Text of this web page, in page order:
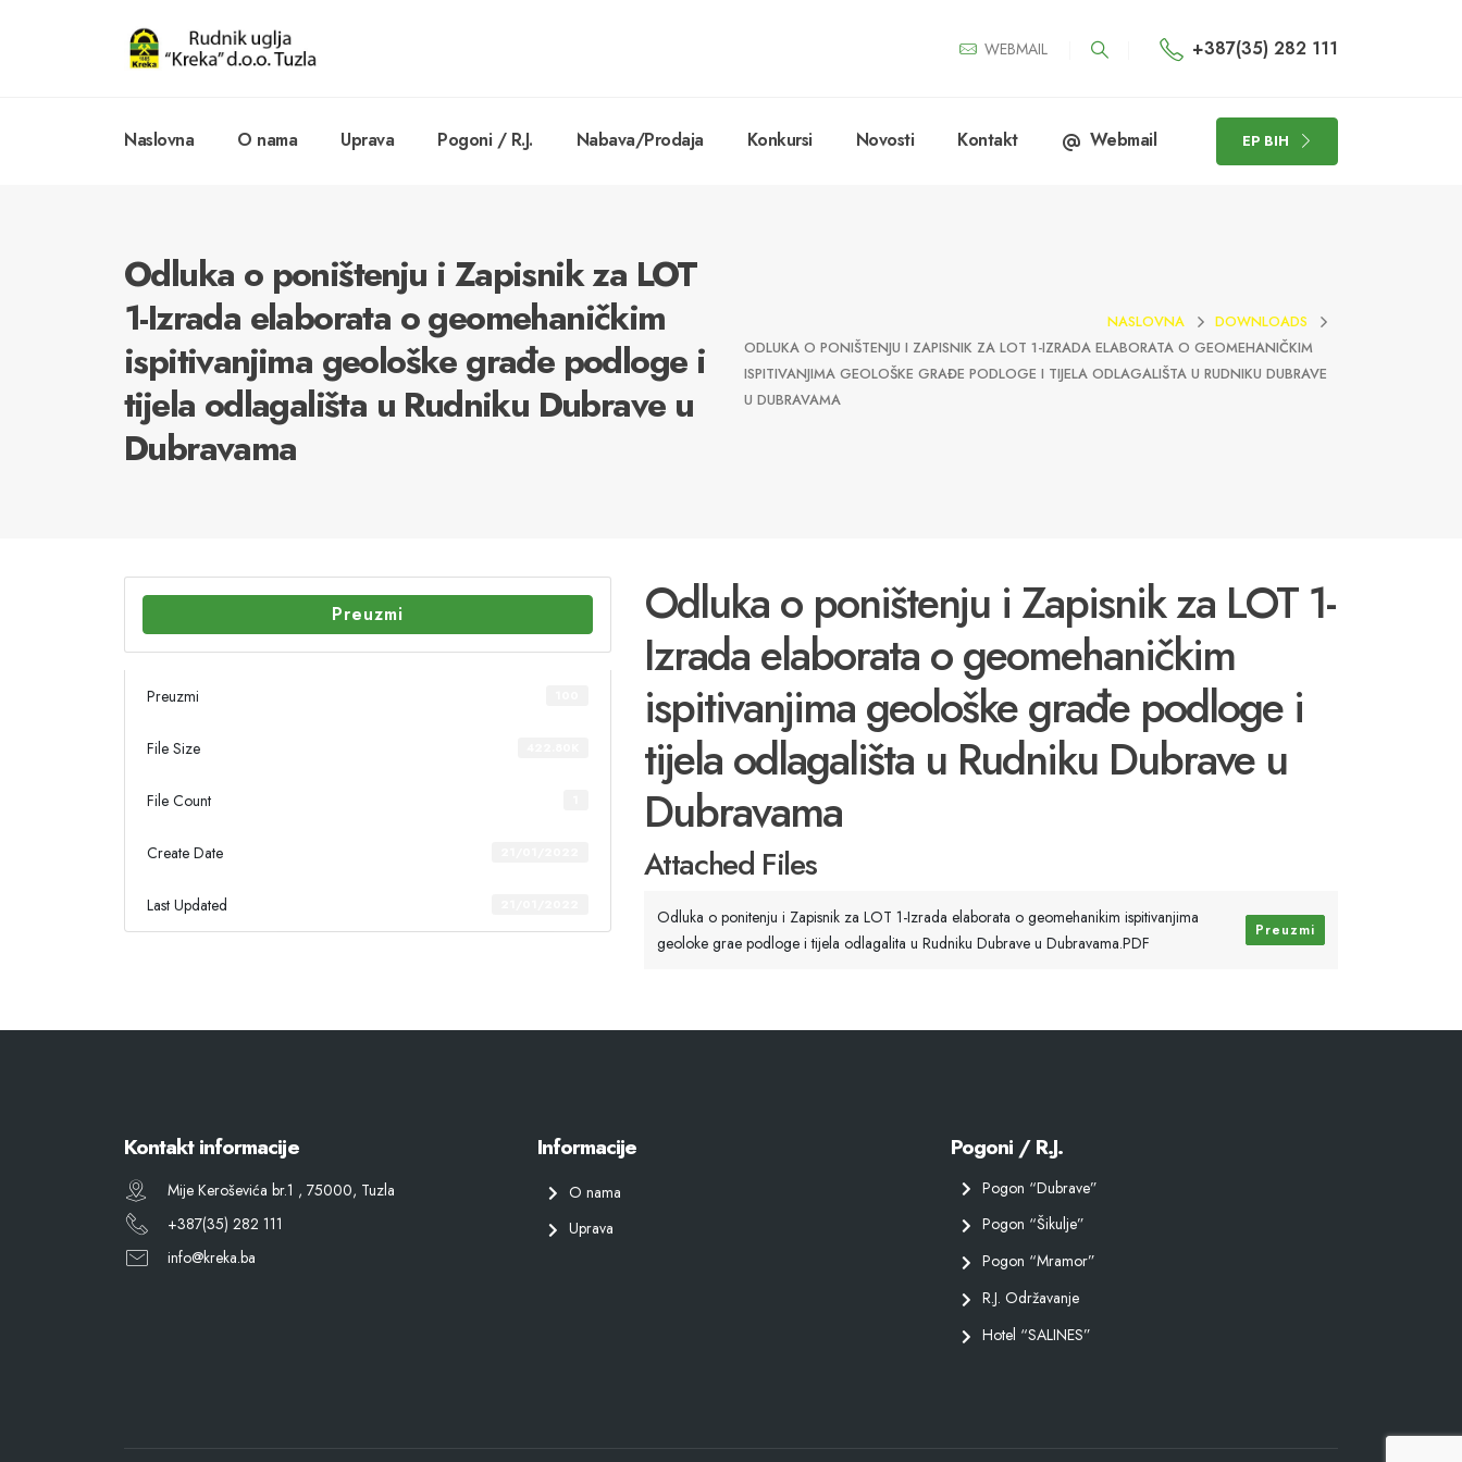
WEBMAIL +387(35) 282 111
Naslovna O nama Uprava Pogoni / R.J. Nabava/Prodaja Konkursi Novosti Kontakt Webmail EP BIH
Odluka o poništenju i Zapisnik za LOT
1-Izrada elaborata o geomehaničkim
ispitivanjima geološke građe podloge i
tijela odlagališta u Rudniku Dubrave u
Dubravama
NASLOVNA
DOWNLOADS
ODLUKA O PONIŠTENJU I ZAPISNIK ZA LOT 1-IZRADA ELABORATA O GEOMEHANIČKIM
ISPITIVANJIMA GEOLOŠKE GRAĐE PODLOGE I TIJELA ODLAGALIŠTA U RUDNIKU DUBRAVE
U DUBRAVAMA
Preuzmi
Preuzmi
File Size
File Count
Create Date
Last Updated
Odluka o poništenju i Zapisnik za LOT 1-
Izrada elaborata o geomehaničkim
ispitivanjima geološke građe podloge i
tijela odlagališta u Rudniku Dubrave u
Dubravama
Attached Files
Odluka o ponitenju i Zapisnik za LOT 1-Izrada elaborata o geomehanikim ispitivanjima
geoloke grae podloge i tijela odlagalita u Rudniku Dubrave u Dubravama.PDF
Preuzmi
Kontakt informacije
Mije Keroševića br.1 , 75000, Tuzla
+387(35) 282 111
info@kreka.ba
Informacije
O nama
Uprava
Pogoni / R.J.
Pogon “Dubrave”
Pogon “Šikulje”
Pogon “Mramor”
R.J. Održavanje
Hotel “SALINES”